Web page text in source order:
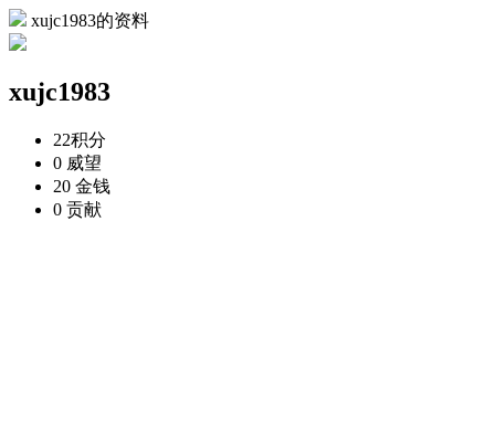
xujc1983的资料
xujc1983
22积分
0 威望
20 金钱
0 贡献